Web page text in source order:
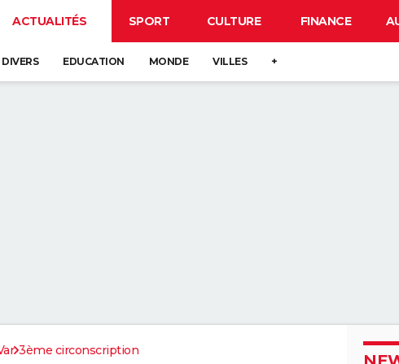
ACTUALITÉS SPORT CULTURE FINANCE
EDUCATION MONDE VILLES +
3ème circonscription